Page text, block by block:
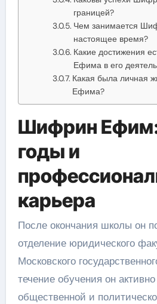
границей?
Чем занимается
настоящее время?
Какие достижения
Ефима в его
Какая была личная
Ефима?
Шифрин Ефим:
годы и
карьера
После окончания школы он
отделение юридического
Московского
течение обучения он
общественной и